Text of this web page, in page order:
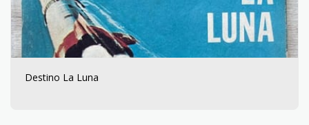
Destino La Luna